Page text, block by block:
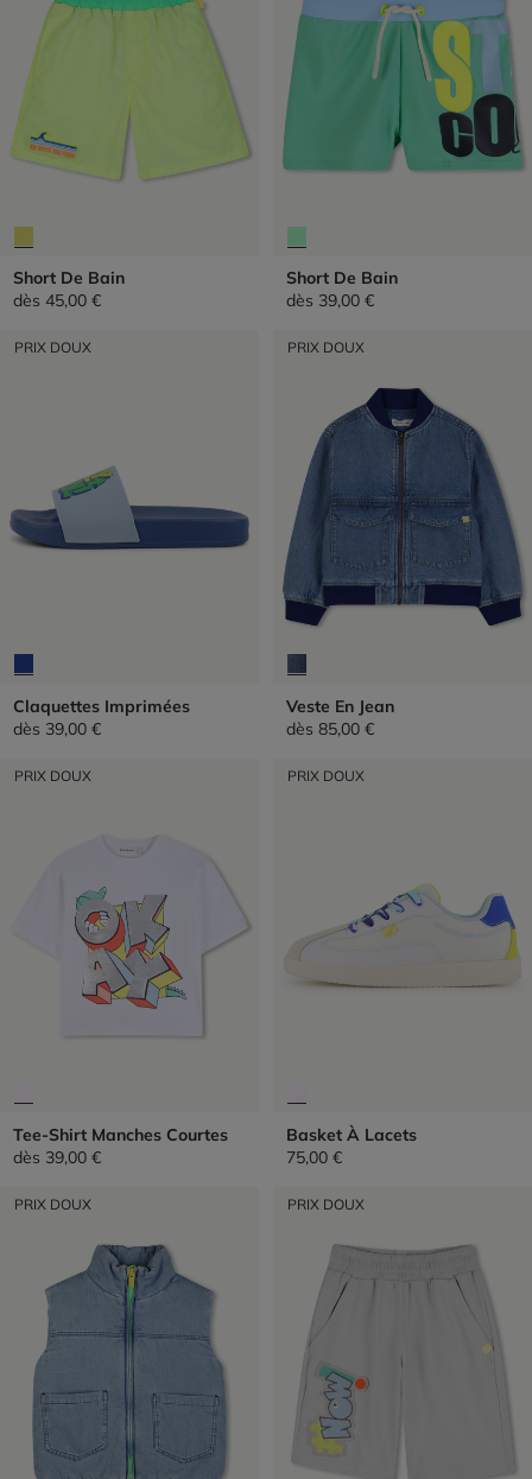
Short De Bain
dès 45,00 €
Short De Bain
dès 39,00 €
PRIX DOUX
Claquettes Imprimées
dès 39,00 €
PRIX DOUX
Veste En Jean
dès 85,00 €
PRIX DOUX
Tee-Shirt Manches Courtes
dès 39,00 €
PRIX DOUX
Basket À Lacets
75,00 €
PRIX DOUX PRIX DOUX